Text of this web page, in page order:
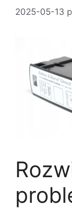
2025-05-13